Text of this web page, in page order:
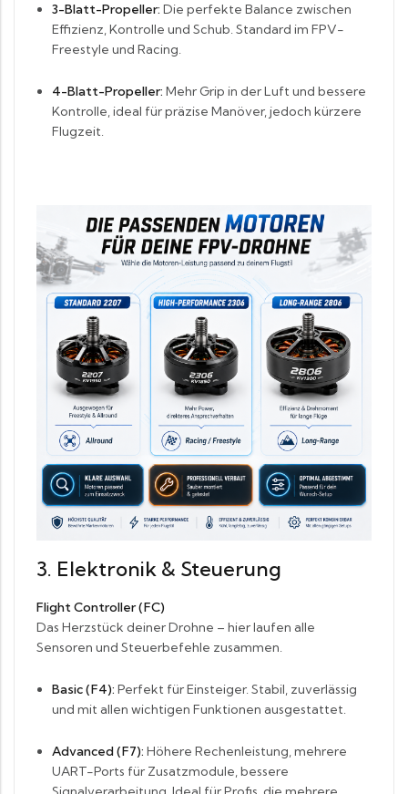
3-Blatt-Propeller: Die perfekte Balance zwischen
Effizienz, Kontrolle und Schub. Standard im FPV-
Freestyle und Racing.
4-Blatt-Propeller: Mehr Grip in der Luft und bessere
Kontrolle, ideal für präzise Manöver, jedoch kürzere
Flugzeit.
3. Elektronik & Steuerung
Flight Controller (FC)
Das Herzstück deiner Drohne – hier laufen alle
Sensoren und Steuerbefehle zusammen.
Basic (F4): Perfekt für Einsteiger. Stabil, zuverlässig
und mit allen wichtigen Funktionen ausgestattet.
Advanced (F7): Höhere Rechenleistung, mehrere
UART-Ports für Zusatzmodule, bessere